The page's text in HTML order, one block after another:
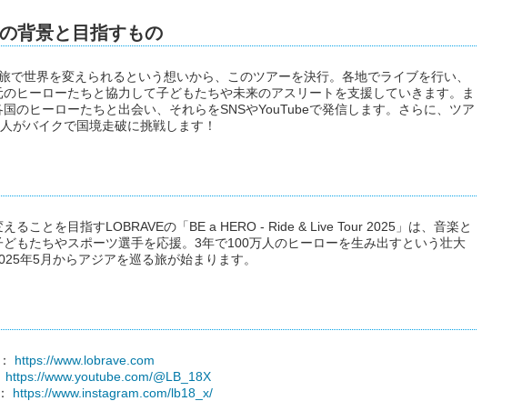
背景と目指すもの
で世界を変えられるという想いから、このツアーを決行。各地でライブを行い、
ヒーローたちと協力して子どもたちや未来のアスリートを支援していきます。ま
のヒーローたちと出会い、それらをSNSやYouTubeで発信します。さらに、ツア
がバイクで国境走破に挑戦します！
ることを目指すLOBRAVEの「BE a HERO - Ride & Live Tour 2025」は、音楽と
もたちやスポーツ選手を応援。3年で100万人のヒーローを生み出すという壮大
年5月からアジアを巡る旅が始まります。
https://www.lobrave.com
https://www.youtube.com/@LB_18X
https://www.instagram.com/lb18_x/